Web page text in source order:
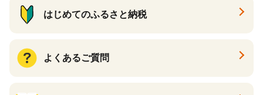
はじめてのふるさと納税
よくあるご質問